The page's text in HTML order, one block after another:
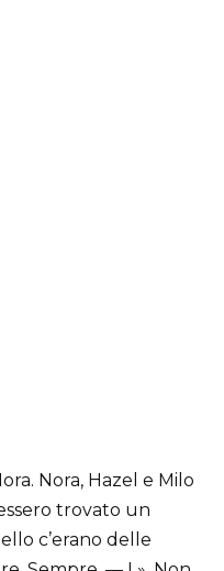
Nora, Hazel e Milo
trovato un
c’erano delle